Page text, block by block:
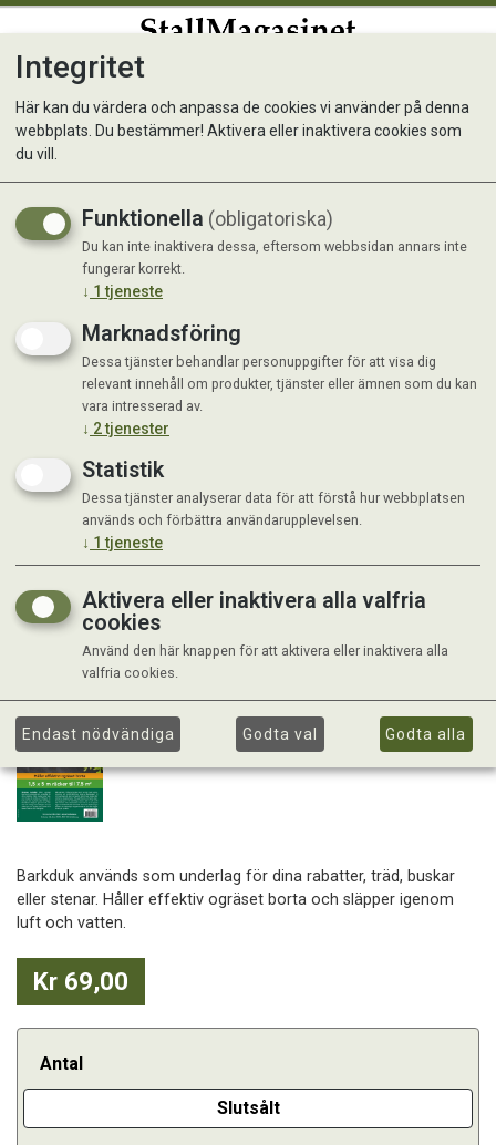
Barkduk 1,5 x 5 m
Barkduk används som underlag för dina rabatter, träd, buskar
eller stenar. Håller effektiv ogräset borta och släpper igenom
luft och vatten.
Kr 69,00
Antal
Slutsålt
Integritet
Här kan du värdera och anpassa de cookies vi använder på denna
webbplats. Du bestämmer! Aktivera eller inaktivera cookies som
du vill.
Funktionella (obligatoriska)
Du kan inte inaktivera dessa, eftersom webbsidan annars inte
fungerar korrekt.
↓ 1 tjeneste
Marknadsföring
Dessa tjänster behandlar personuppgifter för att visa dig
relevant innehåll om produkter, tjänster eller ämnen som du kan
vara intresserad av.
↓ 2tjenester
Statistik
Dessa tjänster analyserar data för att förstå hur webbplatsen
används och förbättra användarupplevelsen.
↓ 1 tjeneste
Aktivera eller inaktivera alla valfria
cookies
Använd den här knappen för att aktivera eller inaktivera alla
valfria cookies.
Endast nödvändiga Godta val Godta alla